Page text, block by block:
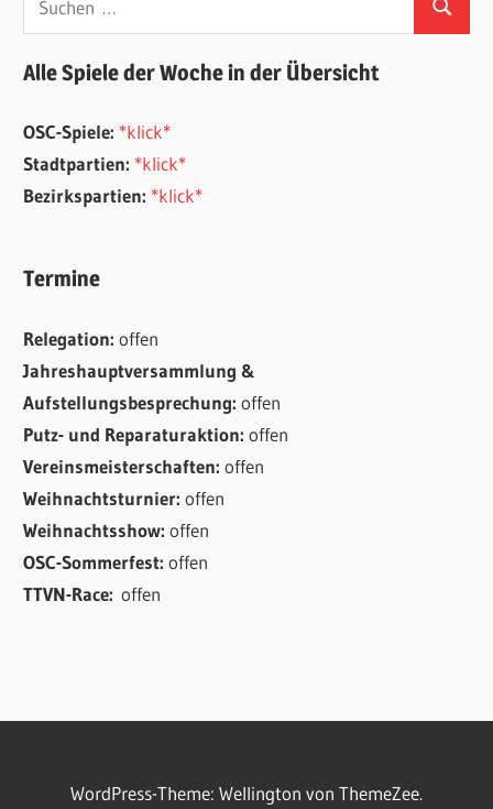
Suchen
Alle Spiele der Woche in der Übersicht
OSC-Spiele: *klick*
Stadtpartien: *klick*
Bezirkspartien: *klick*
Termine
Relegation:offen
Jahreshauptversammlung &
Aufstellungsbesprechung:offen
Putz- und Reparaturaktion:offen
Vereinsmeisterschaften:offen
Weihnachtsturnier:offen
Weihnachtsshow:offen
OSC-Sommerfest:offen
TTVN-Race:offen
WordPress-Theme: Wellington von ThemeZee.